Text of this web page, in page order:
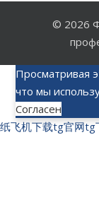
© 2026
Просматривая
что мы
Согласен
纸飞机下载tg官网tg